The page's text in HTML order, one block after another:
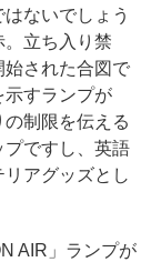
ないでしょう
立ち入り禁
始された合図で
すランプが
の制限を伝える
ですし、英語
アグッズとし
AIR」ランプが